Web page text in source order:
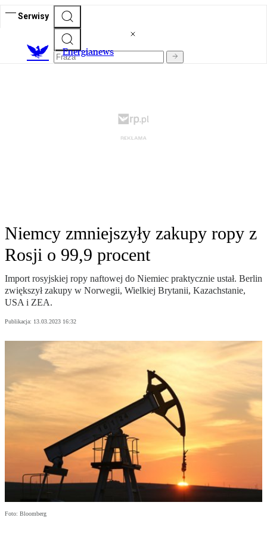
Serwisy
Energianews
Niemcy zmniejszyły zakupy ropy z
Rosji o 99,9 procent
Import rosyjskiej ropy naftowej do Niemiec praktycznie ustał. Berlin
zwiększył zakupy w Norwegii, Wielkiej Brytanii, Kazachstanie,
USA i ZEA.
Publikacja: 13.03.2023 16:32
Foto: Bloomberg